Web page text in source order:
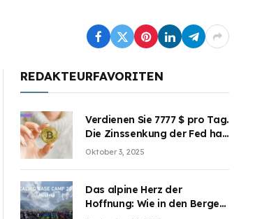
REDAKTEURFAVORITEN
Verdienen Sie 7777 $ pro Tag.
Die Zinssenkung der Fed hat
die Aufmerksamkeit des
teilzuhaben
Oktober 3, 2025
Das alpine Herz der
Hoffnung: Wie in den Bergen